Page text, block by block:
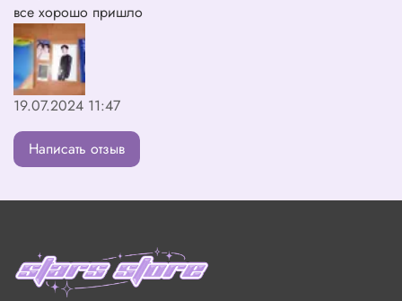
все хорошо пришло
19.07.2024 11:47
Написать отзыв